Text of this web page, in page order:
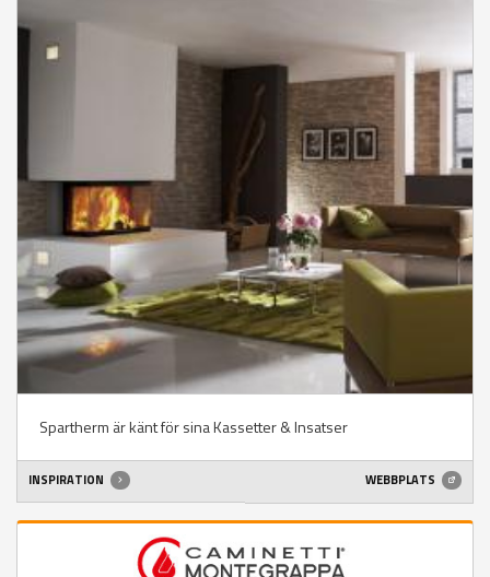
Spartherm är känt för sina Kassetter & Insatser
INSPIRATION WEBBPLATS